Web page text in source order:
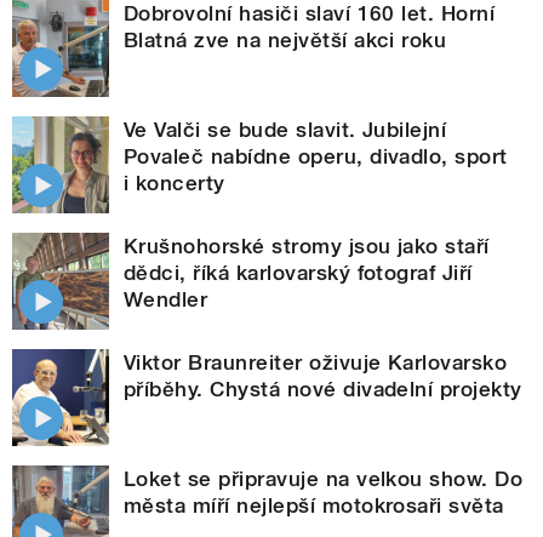
Dobrovolní hasiči slaví 160 let. Horní
Blatná zve na největší akci roku
Ve Valči se bude slavit. Jubilejní
Povaleč nabídne operu, divadlo, sport
i koncerty
Krušnohorské stromy jsou jako staří
dědci, říká karlovarský fotograf Jiří
Wendler
Viktor Braunreiter oživuje Karlovarsko
příběhy. Chystá nové divadelní projekty
Loket se připravuje na velkou show. Do
města míří nejlepší motokrosaři světa